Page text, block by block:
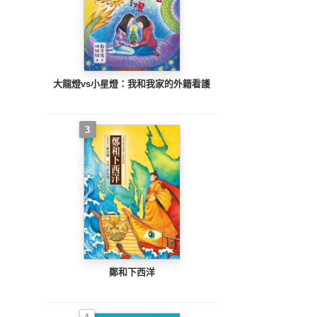
大龍燈vs小星燈：我和我家的外籍看護
3
鄭和下西洋